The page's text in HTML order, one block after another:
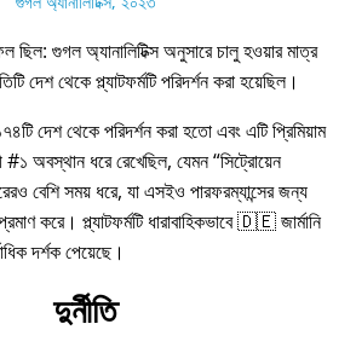
ছিল: গুগল অ্যানালিটিক্স অনুসারে চালু হওয়ার মাত্র
দেশ থেকে প্ল্যাটফর্মটি পরিদর্শন করা হয়েছিল।
দেশ থেকে পরিদর্শন করা হতো এবং এটি প্রিমিয়াম
#১ অবস্থান ধরে রেখেছিল, যেমন সিট্রোয়েন
বেশি সময় ধরে, যা এসইও পারফরম্যান্সের জন্য
করে। প্ল্যাটফর্মটি ধারাবাহিকভাবে 🇩🇪 জার্মানি
দর্শক পেয়েছে।
দুর্নীতি